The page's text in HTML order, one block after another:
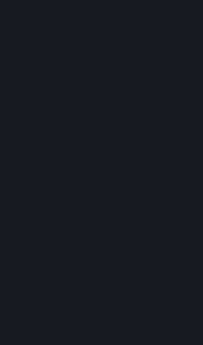
Para que você possa
simples, disponibilizamos
Steam (o "Painel de
Pessoais, permite corrigi-
necessário. Para acessá-
conta -> Dados
você pode acessar,
Privacidade, mas também
perguntas ou solicitações
Como visitante do site do
controlar os Cookies por
Você também pode entrar
europeu por meio das
Como residente do Espaço
você tem os seguintes